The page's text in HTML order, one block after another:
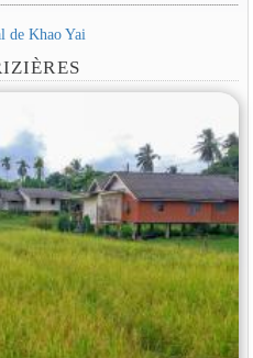
de Khao Yai